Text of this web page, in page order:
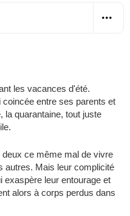
les vacances d'été.
entre ses parents et
la quarantaine, tout juste
ce même mal de vivre
autres. Mais leur complicité
exaspère leur entourage et
alors à corps perdus dans